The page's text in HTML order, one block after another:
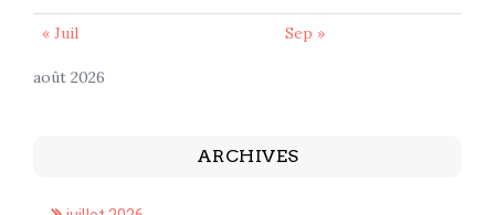
août 2026
« Juil
Sep »
ARCHIVES